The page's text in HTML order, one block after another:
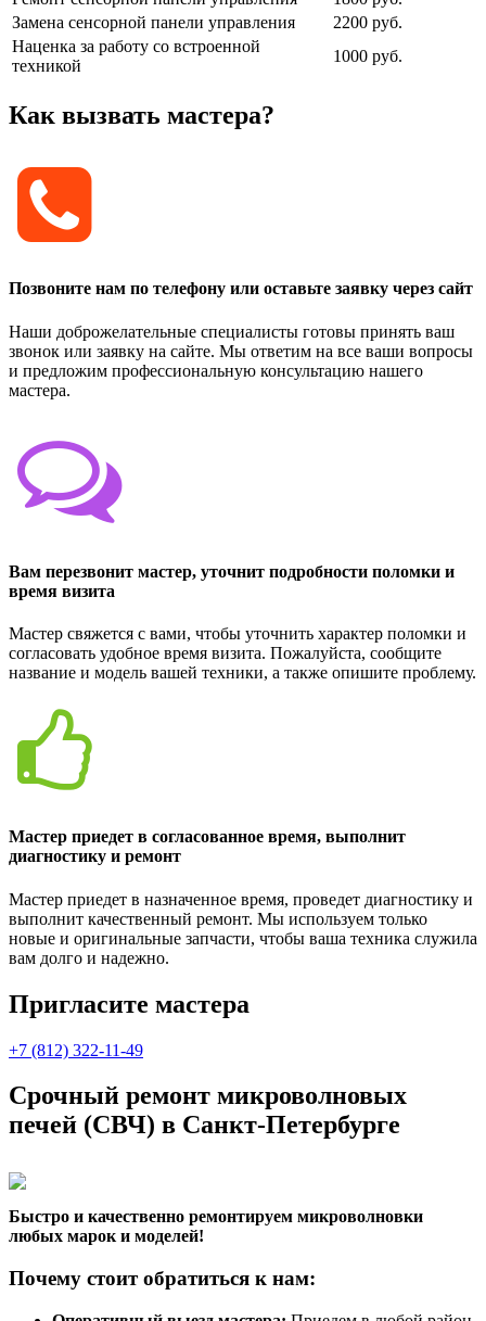
Замена сенсорной панели управления
2200 руб.
Наценка за работу со встроенной
техникой
1000 руб.
Как вызвать мастера?
Позвоните нам по телефону или оставьте заявку через сайт
Наши доброжелательные специалисты готовы принять ваш
звонок или заявку на сайте. Мы ответим на все ваши вопросы
и предложим профессиональную консультацию нашего
мастера.
Вам перезвонит мастер, уточнит подробности поломки и
время визита
Мастер свяжется с вами, чтобы уточнить характер поломки и
согласовать удобное время визита. Пожалуйста, сообщите
название и модель вашей техники, а также опишите проблему.
Мастер приедет в согласованное время, выполнит
диагностику и ремонт
Мастер приедет в назначенное время, проведет диагностику и
выполнит качественный ремонт. Мы используем только
новые и оригинальные запчасти, чтобы ваша техника служила
вам долго и надежно.
Пригласите мастера
+7 (812) 322-11-49
Срочный ремонт микроволновых
печей (СВЧ) в Санкт-Петербурге
Быстро и качественно ремонтируем микроволновки
любых марок и моделей!
Почему стоит обратиться к нам: